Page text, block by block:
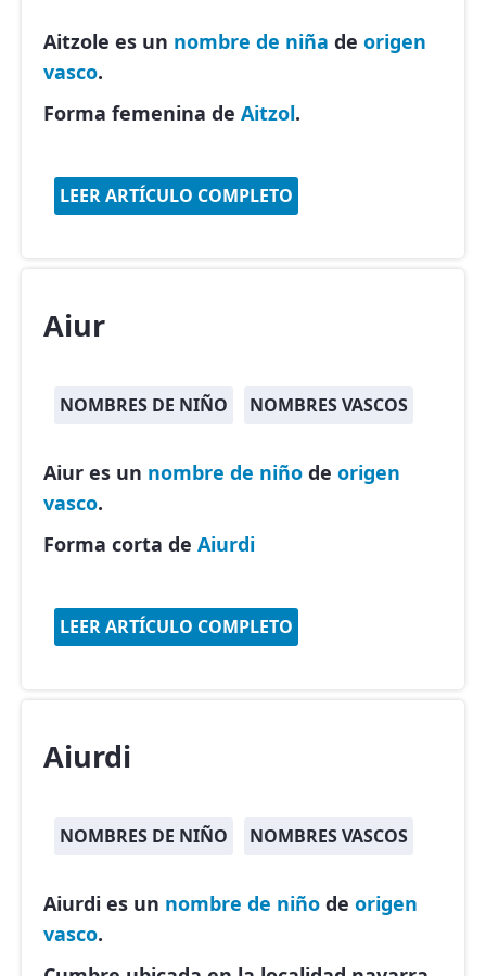
Aitzole es un nombre de niña de origen
vasco.
Forma femenina de Aitzol.
LEER ARTÍCULO COMPLETO
Aiur
NOMBRES DE NIÑO NOMBRES VASCOS
Aiur es un nombre de niño de origen
vasco.
Forma corta de Aiurdi
LEER ARTÍCULO COMPLETO
Aiurdi
NOMBRES DE NIÑO NOMBRES VASCOS
Aiurdi es un nombre de niño de origen
vasco.